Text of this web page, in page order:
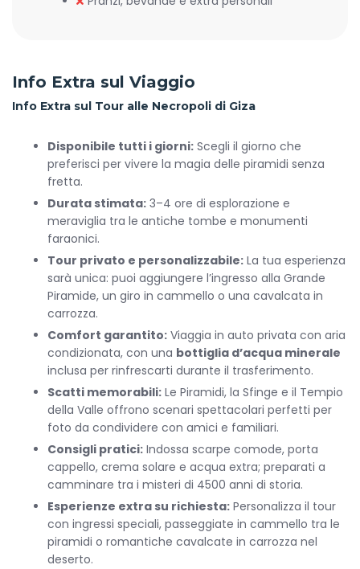
Info Extra sul Viaggio
Info Extra sul Tour alle Necropoli di Giza
Disponibile tutti i giorni: Scegli il giorno che
preferisci per vivere la magia delle piramidi senza
fretta.
Durata stimata: 3–4 ore di esplorazione e
meraviglia tra le antiche tombe e monumenti
faraonici.
Tour privato e personalizzabile: La tua esperienza
sarà unica: puoi aggiungere l’ingresso alla Grande
Piramide, un giro in cammello o una cavalcata in
carrozza.
Comfort garantito: Viaggia in auto privata con aria
condizionata, con una bottiglia d’acqua minerale
inclusa per rinfrescarti durante il trasferimento.
Scatti memorabili: Le Piramidi, la Sfinge e il Tempio
della Valle offrono scenari spettacolari perfetti per
foto da condividere con amici e familiari.
Consigli pratici: Indossa scarpe comode, porta
cappello, crema solare e acqua extra; preparati a
camminare tra i misteri di 4500 anni di storia.
Esperienze extra su richiesta: Personalizza il tour
con ingressi speciali, passeggiate in cammello tra le
piramidi o romantiche cavalcate in carrozza nel
deserto.